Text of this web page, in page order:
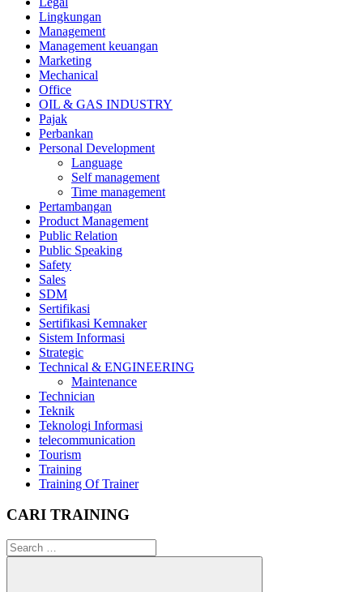
Lingkungan
Management
Management keuangan
Marketing
Mechanical
Office
OIL & GAS INDUSTRY
Pajak
Perbankan
Personal Development
Language
Self management
Time management
Pertambangan
Product Management
Public Relation
Public Speaking
Safety
Sales
SDM
Sertifikasi
Sertifikasi Kemnaker
Sistem Informasi
Strategic
Technical & ENGINEERING
Maintenance
Technician
Teknik
Teknologi Informasi
telecommunication
Tourism
Training
Training Of Trainer
CARI TRAINING
Search
for: